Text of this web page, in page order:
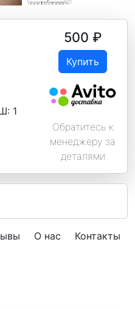
1
500 ₽
Купить
Обратитесь к
менеджеру за
деталями
О нас Контакты